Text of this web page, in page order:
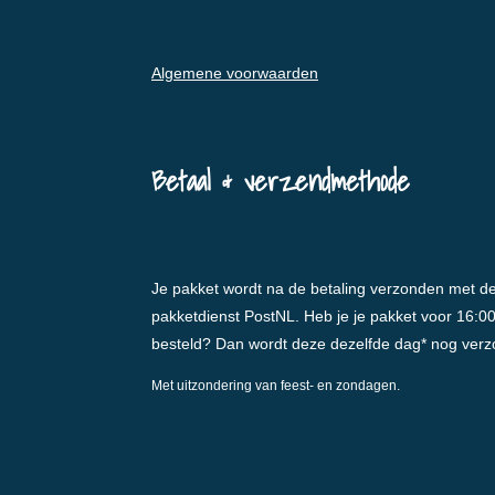
Algemene voorwaarden
Betaal & verzendmethode
Je pakket wordt na de betaling verzonden met
pakketdienst PostNL. Heb je je pakket voor 16:00
besteld? Dan wordt deze dezelfde dag* nog
Met uitzondering van feest- en zondagen.